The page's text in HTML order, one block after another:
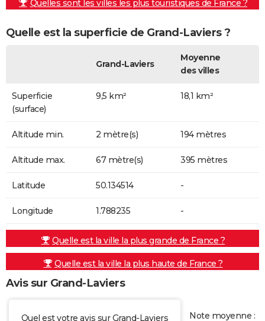
Quelles sont les villes les plus touristiques de France ?
Quelle est la superficie de Grand-Laviers ?
Grand-Laviers
Moyenne
des villes
Superficie
(surface)
9,5 km² 18,1 km²
Altitude min. 2 mètre(s) 194 mètres
Altitude max. 67 mètre(s) 395 mètres
Latitude 50.134514 -
Longitude 1.788235 -
Quelle est la ville la plus grande de France ?
Quelle est la ville la plus haute de France ?
Avis sur Grand-Laviers
Quel est votre avis sur Grand-Laviers Note moyenne :